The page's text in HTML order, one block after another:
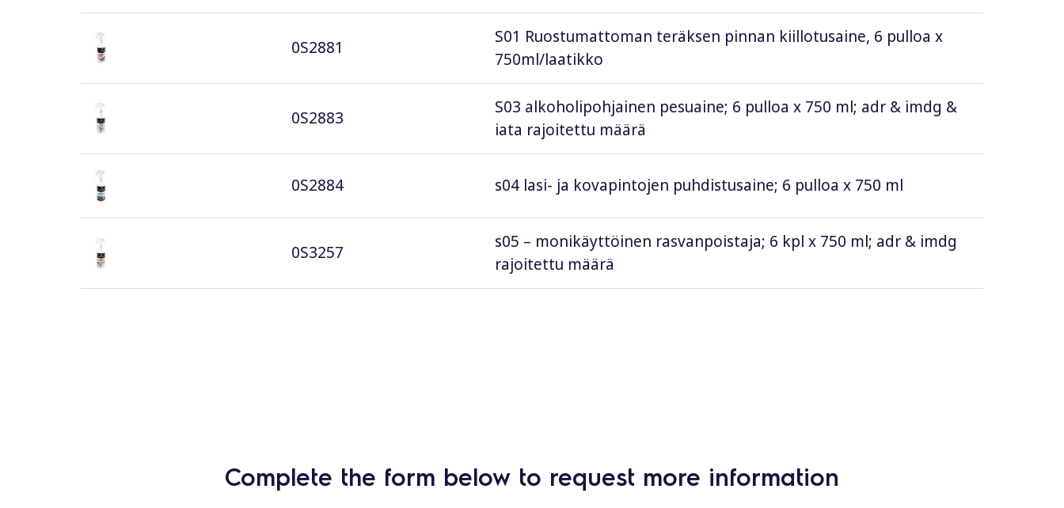
0S2881
S01 Ruostumattoman teräksen pinnan kiillotusaine, 6 pulloa x
750ml/laatikko
0S2883
S03 alkoholipohjainen pesuaine; 6 pulloa x 750 ml; adr & imdg &
iata rajoitettu määrä
0S2884 s04 lasi- ja kovapintojen puhdistusaine; 6 pulloa x 750 ml
0S3257
s05 – monikäyttöinen rasvanpoistaja; 6 kpl x 750 ml; adr & imdg
rajoitettu määrä
Complete the form below to request more information